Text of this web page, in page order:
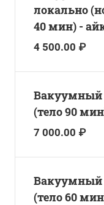
локально
40 мин) -
4 500.00 ₽
Вакуумный
(тело 90
7 000.00 ₽
Вакуумный
(тело 60